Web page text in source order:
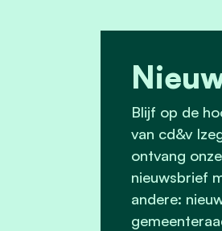
Blijf op de
van cd&v
ontvang
nieuwsbrief
andere: